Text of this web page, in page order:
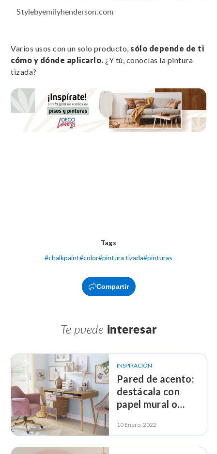
Stylebyemilyhenderson.com
Varios usos con un solo producto, sólo depende de ti
cómo y dónde aplicarlo. ¿Y tú, conocías la pintura
tizada?
Tags
#chalkpaint#color#pintura tizada#pinturas
Compartir
Te puede interesar
INSPIRACIÓN
Pared de acento:
destácala con
papel mural o
10 Enero, 2022